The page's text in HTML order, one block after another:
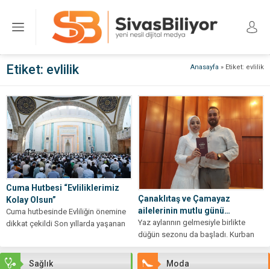
Anasayfa » Etiket: evlilik
Etiket: evlilik
Cuma Hutbesi “Evliliklerimiz
Kolay Olsun”
Cuma hutbesinde Evliliğin önemine
dikkat çekildi Son yıllarda yaşanan
törenleri ve akabinde...
Çanaklıtaş ve Çamayaz
ailelerinin mutlu günü…
Yaz aylarının gelmesiyle birlikte
düğün sezonu da başladı. Kurban
bayramının ardından Sivas
belediyesi nikâh salonu...
Sağlık Moda